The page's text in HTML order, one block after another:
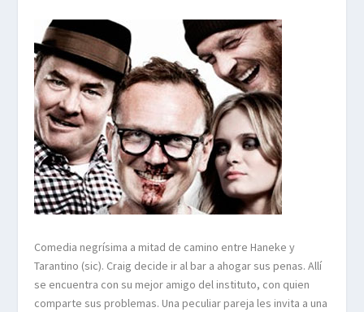
Comedia negrísima a mitad de camino entre Haneke y
Tarantino (sic). Craig decide ir al bar a ahogar sus penas. Allí
se encuentra con su mejor amigo del instituto, con quien
comparte sus problemas. Una peculiar pareja les invita a una